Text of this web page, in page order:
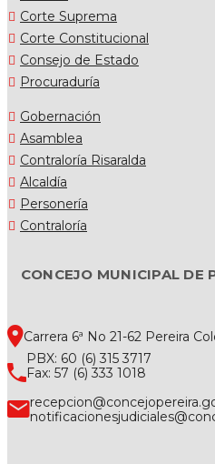
Corte Suprema
Corte Constitucional
Consejo de Estado
Procuraduría
Gobernación
Asamblea
Contraloría Risaralda
Alcaldía
Personería
Contraloría
CONCEJO MUNICIPAL DE
Carrera 6ª No 21-62 Pereira
PBX: 60 (6) 315 3717
Fax: 57 (6) 333 1018